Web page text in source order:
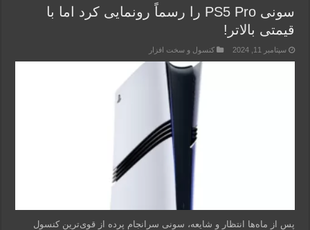
سونی PS5 Pro را رسماً رونمایی کرد اما با
قیمتی بالاتر!
سپتامبر 11, 2024 کنسول و سخت افزار
پس از ماه‌ها انتظار و شایعه، سونی سرانجام پرده از قوی‌ترین کنسول